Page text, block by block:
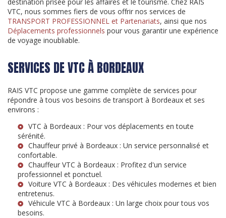
VTC, nous sommes fiers de vous offrir nos services de
TRANSPORT PROFESSIONNEL et Partenariats, ainsi que nos
Déplacements professionnels pour vous garantir une expérience
de voyage inoubliable.
SERVICES DE VTC À BORDEAUX
RAIS VTC propose une gamme complète de services pour
répondre à tous vos besoins de transport à Bordeaux et ses
environs :
VTC à Bordeaux : Pour vos déplacements en toute
sérénité.
Chauffeur privé à Bordeaux : Un service personnalisé et
confortable.
Chauffeur VTC à Bordeaux : Profitez d'un service
professionnel et ponctuel.
Voiture VTC à Bordeaux : Des véhicules modernes et bien
entretenus.
Véhicule VTC à Bordeaux : Un large choix pour tous vos
besoins.